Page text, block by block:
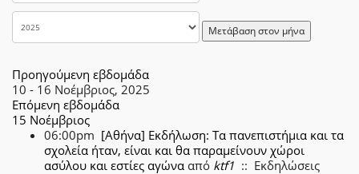
Μετάβαση στον μήνα
Προηγούμενη εβδομάδα
10 - 16 Νοέμβριος, 2025
Επόμενη εβδομάδα
15 Νοέμβριος
06:00pm [Αθήνα] Εκδήλωση: Τα πανεπιστήμια και τα
σχολεία ήταν, είναι και θα παραμείνουν χώροι
ασύλου και εστίες αγώνα από ktf1 :: Εκδηλώσεις